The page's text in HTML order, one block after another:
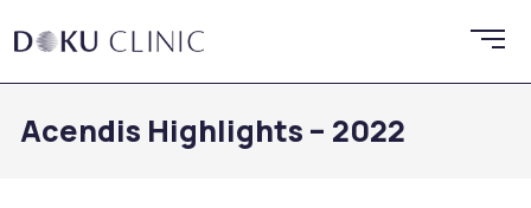
Acendis Highlights – 2022